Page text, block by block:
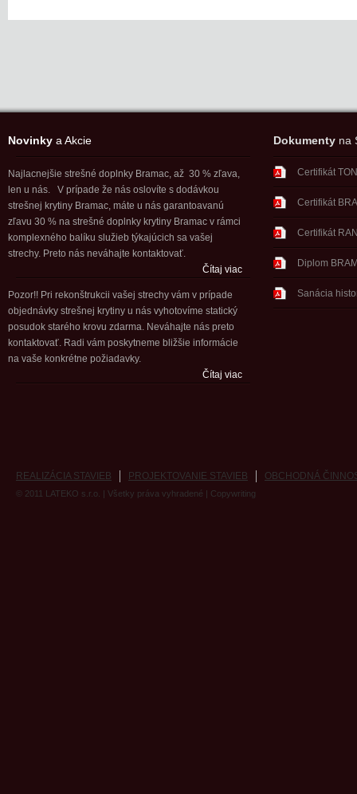
Novinky a Akcie
Najlacnejšie strešné doplnky Bramac, až 30 % zľava,
len u nás. V prípade že nás oslovíte s dodávkou
strešnej krytiny Bramac, máte u nás garantoavanú
zľavu 30 % na strešné doplnky krytiny Bramac v rámci
komplexného balíku služieb týkajúcich sa vašej
strechy. Preto nás neváhajte kontaktovať.
Čítaj viac
Pozor!! Pri rekonštrukcii vašej strechy vám v prípade
objednávky strešnej krytiny u nás vyhotovíme statický
posudok starého krovu zdarma. Neváhajte nás preto
kontaktovať. Radi vám poskytneme bližšie informácie
na vaše konkrétne požiadavky.
Čítaj viac
Dokumentyna
Certifikát
Certifikát
Certifikát
Diplom
Sanácia
REALIZÁCIA STAVIEB PROJEKTOVANIE STAVIEB OBCHODNÁ
© 2011 LATEKO s.r.o. | Všetky práva vyhradené | Copywriting